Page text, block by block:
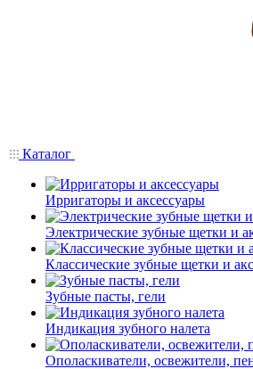
Каталог
Ирригаторы и аксессуары
Электрические зубные щетки и
Классические зубные щетки и
Зубные пасты, гели
Индикация зубного налета
Ополаскиватели, освежители,